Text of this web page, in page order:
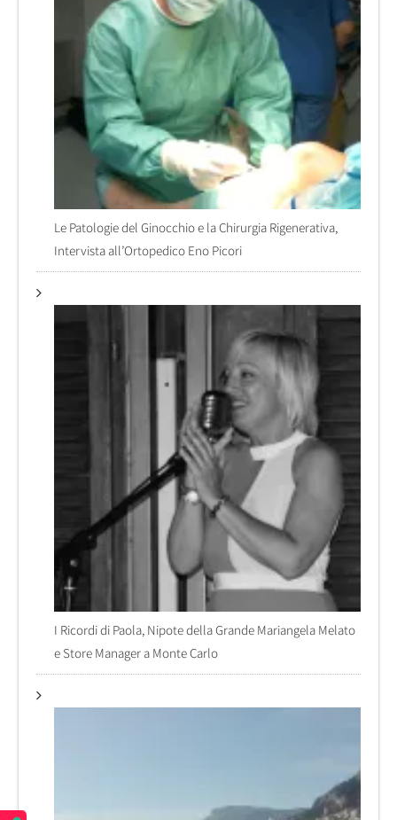
Le Patologie del Ginocchio e la Chirurgia Rigenerativa,
Intervista all’Ortopedico Eno Picori
I Ricordi di Paola, Nipote della Grande Mariangela Melato
e Store Manager a Monte Carlo